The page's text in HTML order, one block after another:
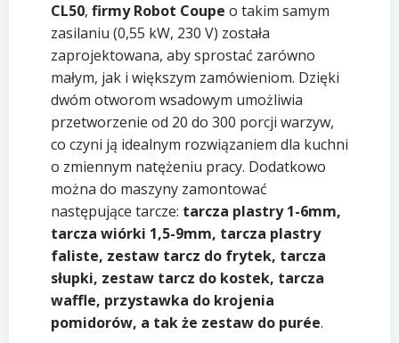
CL50, firmy Robot Coupe o takim samym
zasilaniu (0,55 kW, 230 V) została
zaprojektowana, aby sprostać zarówno
małym, jak i większym zamówieniom. Dzięki
dwóm otworom wsadowym umożliwia
przetworzenie od 20 do 300 porcji warzyw,
co czyni ją idealnym rozwiązaniem dla kuchni
o zmiennym natężeniu pracy. Dodatkowo
można do maszyny zamontować
następujące tarcze: tarcza plastry 1-6mm,
tarcza wiórki 1,5-9mm, tarcza plastry
faliste, zestaw tarcz do frytek, tarcza
słupki, zestaw tarcz do kostek, tarcza
waffle, przystawka do krojenia
pomidorów, a tak że zestaw do purée.